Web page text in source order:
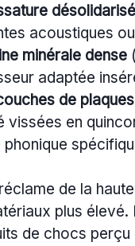
acoustiques
minérale dense
adaptée
de plaques
vissées en
phonique
de la
plus
de chocs